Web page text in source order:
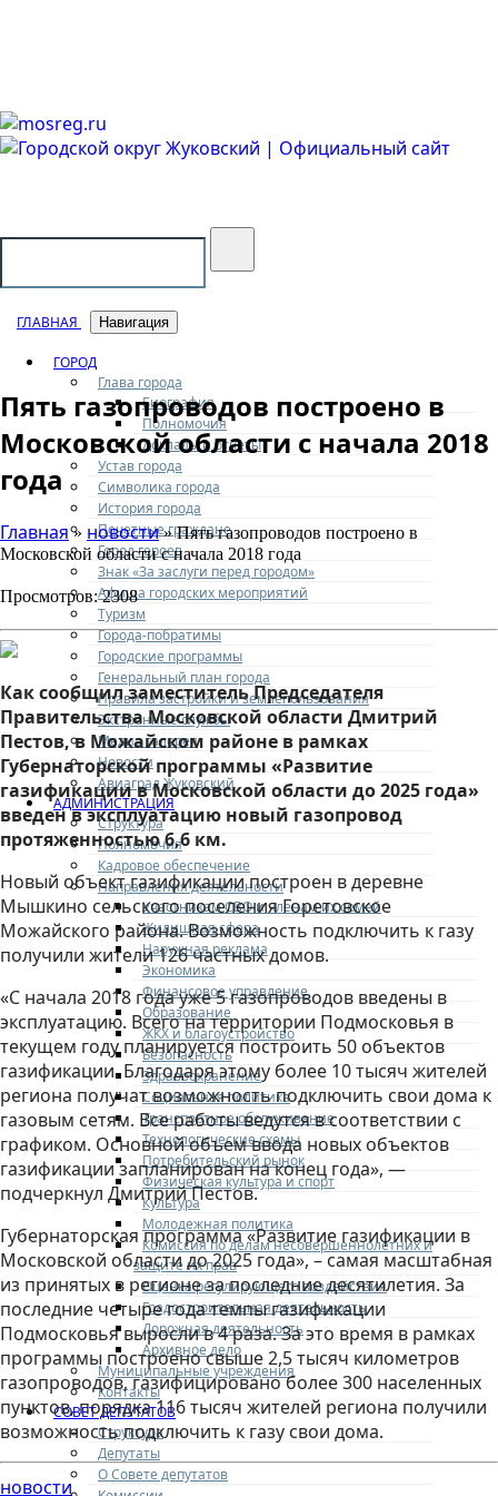
ГЛАВНАЯ Навигация
ГОРОД
Глава города
Биография
Полномочия
Доклады и отчеты
Устав города
Символика города
История города
Почетные граждане
Город героев
Знак «За заслуги перед городом»
Афиша городских мероприятий
Туризм
Города-побратимы
Городские программы
Генеральный план города
Правила застройки и землепользования
Экстренные службы
Медиа галерея
Новости
Авиаград Жуковский
АДМИНИСТРАЦИЯ
Структура
Полномочия
Кадровое обеспечение
Направления деятельности
Участникам СВО и членам их семей
Жилищная сфера
Наружная реклама
Экономика
Финансовое управление
Образование
ЖКХ и благоустройство
Безопасность
Здравоохранение
Социальная политика
Транспортное обслуживание
Технологические схемы
Потребительский рынок
Физическая культура и спорт
Культура
Молодежная политика
Комиссия по делам несовершеннолетних и
защите их прав
Оценка регулирующего воздействия
Градостроительная деятельность
Дорожная деятельность
Архивное дело
Муниципальные учреждения
Контакты
СОВЕТ ДЕПУТАТОВ
Структура
Депутаты
О Совете депутатов
Пять газопроводов построено в
Московской области с начала 2018
года
Главная» новости» Пять газопроводов построено в
Московской области с начала 2018 года
Просмотров: 2308
Как сообщил заместитель Председателя
Правительства Московской области Дмитрий
Пестов, в Можайском районе в рамках
Губернаторской программы «Развитие
газификации в Московской области до 2025 года»
введен в эксплуатацию новый газопровод
протяженностью 6,6 км.
Новый объект газификации построен в деревне
Мышкино сельского поселения Горетовское
Можайского района. Возможность подключить к газу
получили жители 126 частных домов.
«С начала 2018 года уже 5 газопроводов введены в
эксплуатацию. Всего на территории Подмосковья в
текущем году планируется построить 50 объектов
газификации. Благодаря этому более 10 тысяч жителей
региона получат возможность подключить свои дома к
газовым сетям. Все работы ведутся в соответствии с
графиком. Основной объем ввода новых объектов
газификации запланирован на конец года», —
подчеркнул Дмитрий Пестов.
Губернаторская программа «Развитие газификации в
Московской области до 2025 года», – самая масштабная
из принятых в регионе за последние десятилетия. За
последние четыре года темпы газификации
Подмосковья выросли в 4 раза. За это время в рамках
программы построено свыше 2,5 тысяч километров
газопроводов, газифицировано более 300 населенных
пунктов, порядка 116 тысяч жителей региона получили
возможность подключить к газу свои дома.
новости